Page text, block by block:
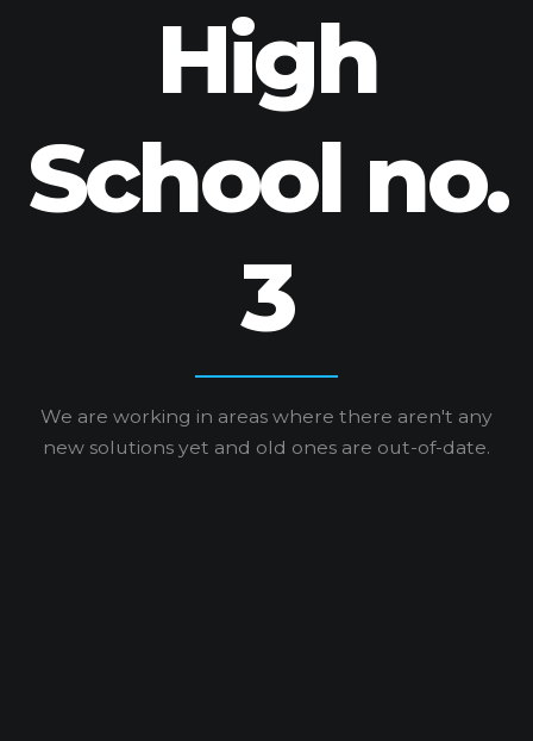
High
School no.
3
We are working in areas where there aren't any
new solutions yet and old ones are out-of-date.